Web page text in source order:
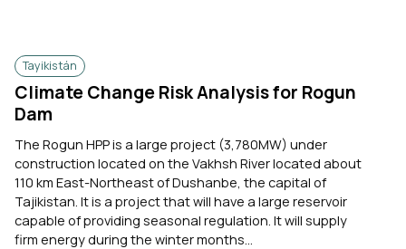
Tayikistán
Climate Change Risk Analysis for Rogun
Dam
The Rogun HPP is a large project (3,780MW) under
construction located on the Vakhsh River located about
110 km East-Northeast of Dushanbe, the capital of
Tajikistan. It is a project that will have a large reservoir
capable of providing seasonal regulation. It will supply
firm energy during the winter months...